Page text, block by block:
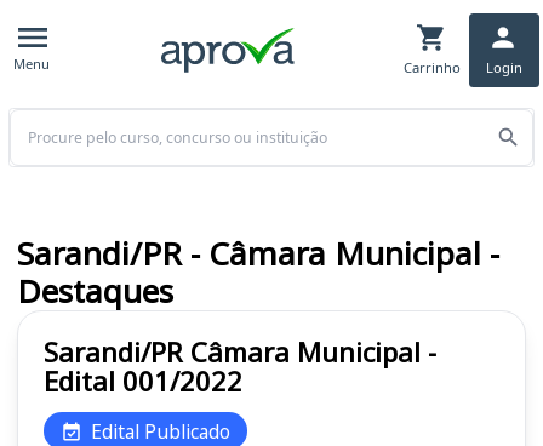
Menu Carrinho Login
Buscar
Sarandi/PR Câmara Municipal -
Edital 001/2022
Edital Publicado
Sarandi/PR - Câmara Municipal -
Destaques